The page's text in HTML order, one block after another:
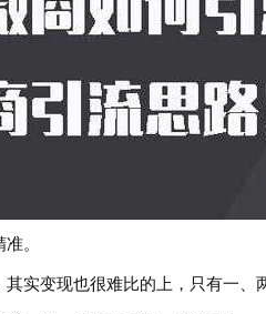
。
变现也很难比的上，只有一、